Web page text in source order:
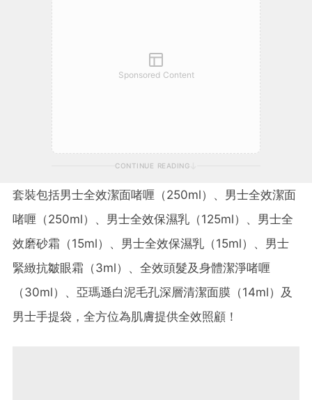
Sponsored Content
CONTINUE READING
套裝包括男士全效潔面啫喱（250ml）、男士全效潔面
啫喱（250ml）、男士全效保濕乳（125ml）、男士全
效磨砂霜（15ml）、男士全效保濕乳（15ml）、男士
緊緻抗皺眼霜（3ml）、全效頭髮及身體潔淨啫喱
（30ml）、亞瑪遜白泥毛孔深層清潔面膜（14ml）及
男士手提袋，全方位為肌膚提供全效照顧！